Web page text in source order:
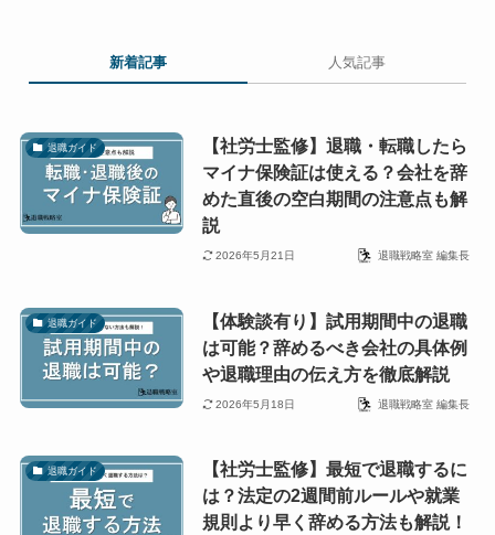
新着記事 人気記事
退職ガイド
【社労士監修】退職・転職したら
マイナ保険証は使える？会社を辞
めた直後の空白期間の注意点も解
説
2026年5月21日 退職戦略室 編集長
退職ガイド
【体験談有り】試用期間中の退職
は可能？辞めるべき会社の具体例
や退職理由の伝え方を徹底解説
2026年5月18日 退職戦略室 編集長
退職ガイド
【社労士監修】最短で退職するに
は？法定の2週間前ルールや就業
規則より早く辞める方法も解説！